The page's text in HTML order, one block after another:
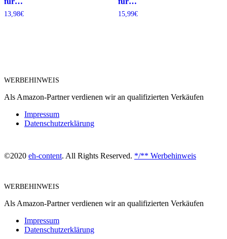
13,98€ 15,99€
WERBEHINWEIS
Als Amazon-Partner verdienen wir an qualifizierten Verkäufen
Impressum
Datenschutzerklärung
©2020 eh-content. All Rights Reserved. */** Werbehinweis
WERBEHINWEIS
Als Amazon-Partner verdienen wir an qualifizierten Verkäufen
Impressum
Datenschutzerklärung